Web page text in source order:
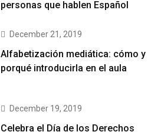
personas que hablen Español
December 21, 2019
Alfabetización mediática: cómo y
porqué introducirla en el aula
December 19, 2019
Celebra el Día de los Derechos